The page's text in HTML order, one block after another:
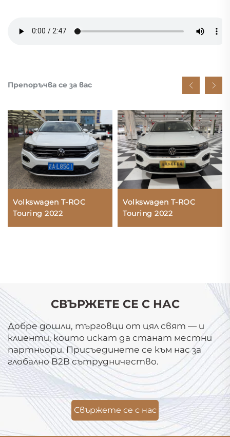
Препоръчва се за вас
Volkswagen T-ROC
Touring 2022
Volkswagen T-ROC
Touring 2022
СВЪРЖЕТЕ СЕ С НАС
Добре дошли, търговци от цял свят — и
клиенти, които искат да станат местни
партньори. Присъединете се към нас за
глобално B2B сътрудничество.
Свържете се с нас